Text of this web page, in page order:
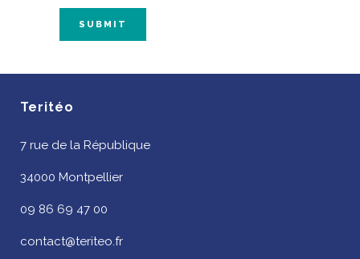
Teritéo
7 rue de la République
34000 Montpellier
09 86 69 47 00
contact@teriteo.fr